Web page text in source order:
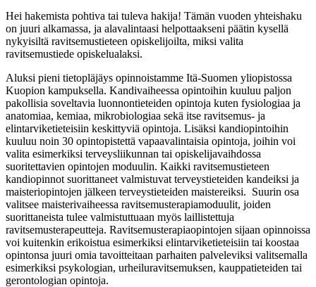
Hei hakemista pohtiva tai tuleva hakija! Tämän vuoden yhteishaku
on juuri alkamassa, ja alavalintaasi helpottaakseni päätin kysellä
nykyisiltä ravitsemustieteen opiskelijoilta, miksi valita
ravitsemustiede opiskelualaksi.
Aluksi pieni tietopläjäys opinnoistamme Itä-Suomen yliopistossa
Kuopion kampuksella. Kandivaiheessa opintoihin kuuluu paljon
pakollisia soveltavia luonnontieteiden opintoja kuten fysiologiaa ja
anatomiaa, kemiaa, mikrobiologiaa sekä itse ravitsemus- ja
elintarviketieteisiin keskittyviä opintoja. Lisäksi kandiopintoihin
kuuluu noin 30 opintopistettä vapaavalintaisia opintoja, joihin voi
valita esimerkiksi terveysliikunnan tai opiskelijavaihdossa
suoritettavien opintojen moduulin. Kaikki ravitsemustieteen
kandiopinnot suorittaneet valmistuvat terveystieteiden kandeiksi ja
maisteriopintojen jälkeen terveystieteiden maistereiksi. Suurin osa
valitsee maisterivaiheessa ravitsemusterapiamoduulit, joiden
suorittaneista tulee valmistuttuaan myös laillistettuja
ravitsemusterapeutteja. Ravitsemusterapiaopintojen sijaan opinnoissa
voi kuitenkin erikoistua esimerkiksi elintarviketieteisiin tai koostaa
opintonsa juuri omia tavoitteitaan parhaiten palveleviksi valitsemalla
esimerkiksi psykologian, urheiluravitsemuksen, kauppatieteiden tai
gerontologian opintoja.